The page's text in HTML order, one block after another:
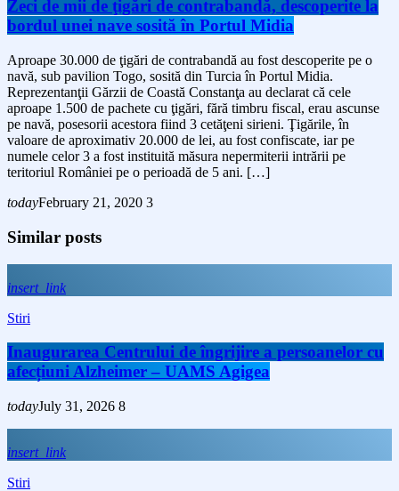
Zeci de mii de ţigări de contrabandă, descoperite la
bordul unei nave sosită în Portul Midia
Aproape 30.000 de ţigări de contrabandă au fost descoperite pe o
navă, sub pavilion Togo, sosită din Turcia în Portul Midia.
Reprezentanţii Gărzii de Coastă Constanţa au declarat că cele
aproape 1.500 de pachete cu ţigări, fără timbru fiscal, erau ascunse
pe navă, posesorii acestora fiind 3 cetăţeni sirieni. Ţigările, în
valoare de aproximativ 20.000 de lei, au fost confiscate, iar pe
numele celor 3 a fost instituită măsura nepermiterii intrării pe
teritoriul României pe o perioadă de 5 ani. […]
todayFebruary 21, 2020 3
Similar posts
insert_link
Stiri
Inaugurarea Centrului de îngrijire a persoanelor cu
afecțiuni Alzheimer – UAMS Agigea
todayJuly 31, 2026 8
insert_link
Stiri